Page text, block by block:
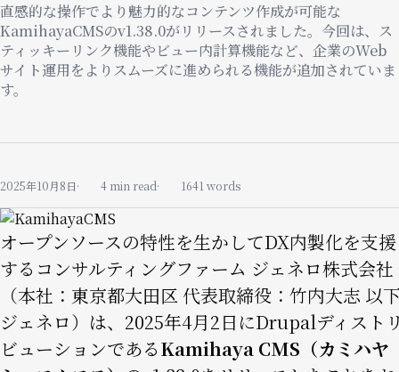
直感的な操作でより魅力的なコンテンツ作成が可能な
KamihayaCMSのv1.38.0がリリースされました。今回は、ス
ティッキーリンク機能やビュー内計算機能など、企業のWeb
サイト運用をよりスムーズに進められる機能が追加されていま
す。
2025年10月8日 4 min read 1641 words
Image
オープンソースの特性を生かしてDX内製化を支援
するコンサルティングファーム ジェネロ株式会社
（本社：東京都大田区 代表取締役：竹内大志 以
ジェネロ）は、2025年4月2日にDrupalディスト
ビューションであるKamihaya CMS（カミハヤ